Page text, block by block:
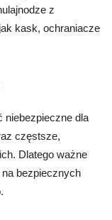
z
kask, ochraniacze
niebezpieczne dla
częstsze,
Dlatego ważne
na bezpiecznych